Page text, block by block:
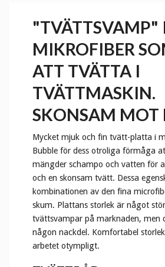
"TVÄTTSVAMP"
MIKROFIBER
ATT TVÄTTA I
TVÄTTMASKIN.
SKONSAM MOT
Mycket mjuk och fin tvätt-platta i
Bubble för dess otroliga förmåga
mängder schampo och vatten för
och en skonsam tvätt. Dessa
kombinationen av den fina
skum. Plattans storlek är något
tvättsvampar på marknaden, men
någon nackdel. Komfortabel
arbetet otympligt.